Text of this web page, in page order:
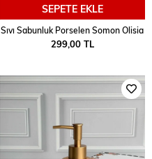
SEPETE EKLE
Sıvı Sabunluk Porselen Somon Olisia
299,00 TL